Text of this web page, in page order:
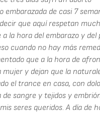
embarazada de casi 7
que aquí respetan
la hora del embarazo y del
cuando no hay más
que a la hora de
y dejan que la
el trance en casa, con
sangre y tejidos y
seres queridos. A día de